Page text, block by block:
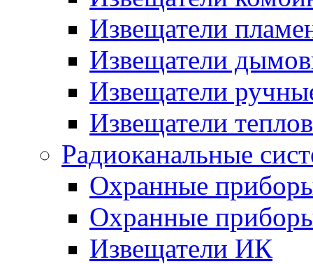
Извещатели
Извещатели
Извещатели
Извещатели
Радиоканальные
Охранные
Охранные
Извещатели ИК